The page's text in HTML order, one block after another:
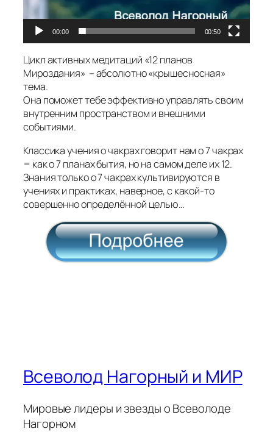
00:00 00:50
Цикл активных медитаций «12 планов
Мироздания» – абсолютно «крышесносная»
тема.
Она поможет тебе эффективно управлять своим
внутренним пространством и внешними
событиями.
Классика учения о чакрах говорит нам о 7 чакрах
= как о 7 планах бытия, но на самом деле их 12.
Знания только о 7 чакрах культивируются в
учениях и практиках, наверное, с какой-то
совершенно определённой целью…
Всеволод Нагорный и МИР
Мировые лидеры и звезды о Всеволоде
Нагорном